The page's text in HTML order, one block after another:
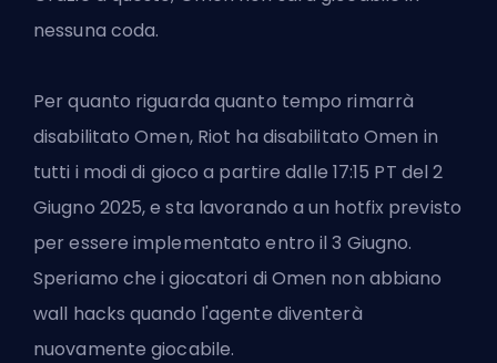
nessuna coda.
Per quanto riguarda quanto tempo rimarrà
disabilitato Omen, Riot ha disabilitato Omen in
tutti i modi di gioco a partire dalle 17:15 PT del 2
Giugno 2025, e sta lavorando a un hotfix previsto
per essere implementato entro il 3 Giugno.
Speriamo che i giocatori di Omen non abbiano
wall hacks quando l'agente diventerà
nuovamente giocabile.